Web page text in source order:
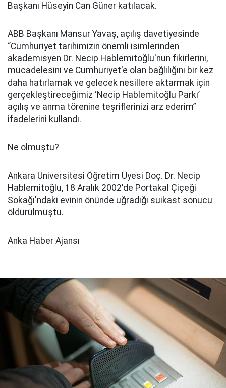
Başkanı Hüseyin Can Güner katılacak.
ABB Başkanı Mansur Yavaş, açılış davetiyesinde
“Cumhuriyet tarihimizin önemli isimlerinden
akademisyen Dr. Necip Hablemitoğlu'nun fikirlerini,
mücadelesini ve Cumhuriyet'e olan bağlılığını bir kez
daha hatırlamak ve gelecek nesillere aktarmak için
gerçekleştireceğimiz ‘Necip Hablemitoğlu Parkı’
açılış ve anma törenine teşriflerinizi arz ederim”
ifadelerini kullandı.
Ne olmuştu?
Ankara Üniversitesi Öğretim Üyesi Doç. Dr. Necip
Hablemitoğlu, 18 Aralık 2002'de Portakal Çiçeği
Sokağı'ndaki evinin önünde uğradığı suikast sonucu
öldürülmüştü.
Anka Haber Ajansı